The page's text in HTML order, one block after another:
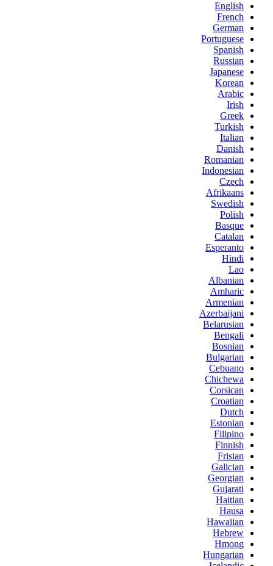
English
French
German
Portuguese
Spanish
Russian
Japanese
Korean
Arabic
Irish
Greek
Turkish
Italian
Danish
Romanian
Indonesian
Czech
Afrikaans
Swedish
Polish
Basque
Catalan
Esperanto
Hindi
Lao
Albanian
Amharic
Armenian
Azerbaijani
Belarusian
Bengali
Bosnian
Bulgarian
Cebuano
Chichewa
Corsican
Croatian
Dutch
Estonian
Filipino
Finnish
Frisian
Galician
Georgian
Gujarati
Haitian
Hausa
Hawaiian
Hebrew
Hmong
Hungarian